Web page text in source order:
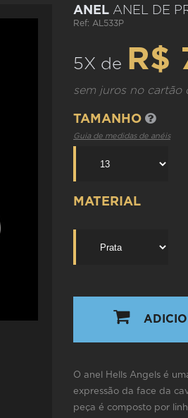
ANEL ANEL DE
Ref: AL533P
5X de R$
sem juros no cartão
TAMANHO
Guia de medidas de anéis
MATERIAL
O anel Hells Angels é
expressão da face da
peça é composto por